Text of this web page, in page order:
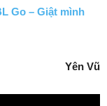
Go – Giật mình
Yên Vũ